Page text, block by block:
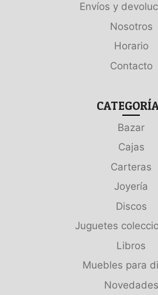
Envíos y
Nosotros
Horario
Contacto
Bazar
Cajas
Carteras
Joyería
Discos
Juguetes
Libros
Muebles para
Novedades